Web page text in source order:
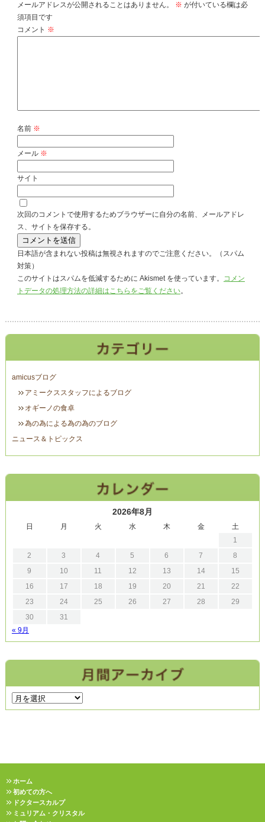
メールアドレスが公開されることはありません。 ※ が付いている欄は必
須項目です
コメント ※
名前 ※
メール ※
サイト
次回のコメントで使用するためブラウザーに自分の名前、メールアドレ
ス、サイトを保存する。
日本語が含まれない投稿は無視されますのでご注意ください。（スパム
対策）
このサイトはスパムを低減するために Akismet を使っています。 コメン
トデータの処理方法の詳細はこちらをご覧ください。
amicusブログ
アミークススタッフによるブログ
オギーノの食卓
為の為による為の為のブログ
ニュース＆トピックス
2026年8月
日 月 火 水 木 金
土
1
2
3 4 5 6 7
8
9
10 11 12 13 14
15
16
17 18 19 20 21
22
23
24 25 26 27 28
29
30
31
« 9月
ホーム
初めての方へ
ドクタースカルプ
ミュリアム・クリスタル